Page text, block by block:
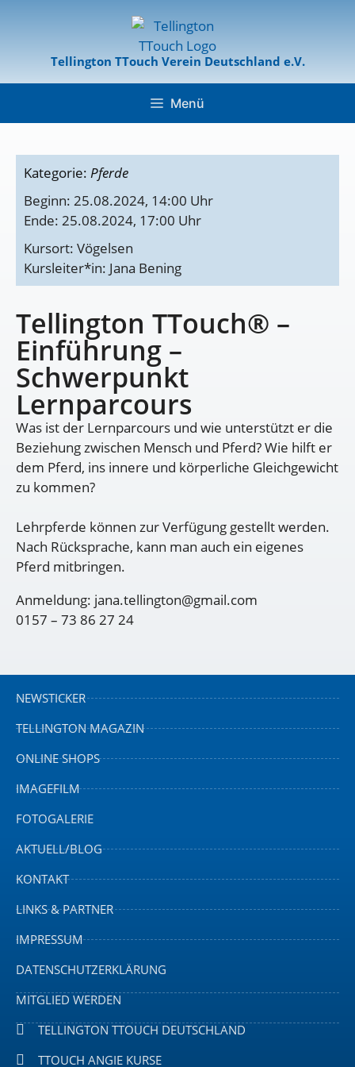
Tellington TTouch Verein Deutschland e.V.
Menü
Kategorie: Pferde
Beginn: 25.08.2024, 14:00 Uhr
Ende: 25.08.2024, 17:00 Uhr
Kursort: Vögelsen
Kursleiter*in: Jana Bening
Tellington TTouch® –
Einführung –
Schwerpunkt
Lernparcours
Was ist der Lernparcours und wie unterstützt er die
Beziehung zwischen Mensch und Pferd? Wie hilft er
dem Pferd, ins innere und körperliche Gleichgewicht
zu kommen?
Lehrpferde können zur Verfügung gestellt werden.
Nach Rücksprache, kann man auch ein eigenes
Pferd mitbringen.
Anmeldung: jana.tellington@gmail.com
0157 – 73 86 27 24
NEWSTICKER
TELLINGTON MAGAZIN
ONLINE SHOPS
IMAGEFILM
FOTOGALERIE
AKTUELL/BLOG
KONTAKT
LINKS & PARTNER
IMPRESSUM
DATENSCHUTZERKLÄRUNG
MITGLIED WERDEN
TELLINGTON TTOUCH DEUTSCHLAND
TTOUCH ANGIE KURSE